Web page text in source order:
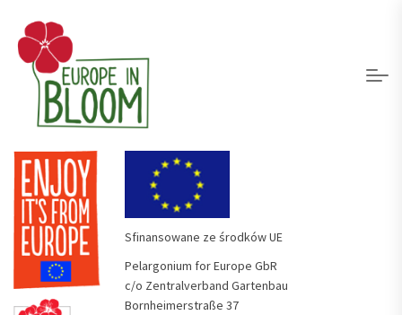
Sfinansowane ze środków UE
Pelargonium for Europe GbR
c/o Zentralverband Gartenbau
Bornheimerstraße 37